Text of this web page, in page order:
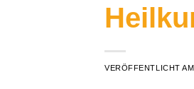
VERÖFFENTLICHT AM